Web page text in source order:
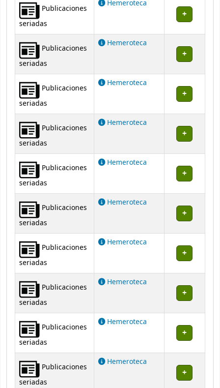
Publicaciones
seriadas
Hemeroteca
Publicaciones
seriadas
Hemeroteca
Publicaciones
seriadas
Hemeroteca
Publicaciones
seriadas
Hemeroteca
Publicaciones
seriadas
Hemeroteca
Publicaciones
seriadas
Hemeroteca
Publicaciones
seriadas
Hemeroteca
Publicaciones
seriadas
Hemeroteca
Publicaciones
seriadas
Hemeroteca
Publicaciones
seriadas
Hemeroteca